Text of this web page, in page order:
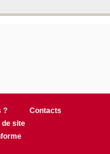
?
Contacts
de site